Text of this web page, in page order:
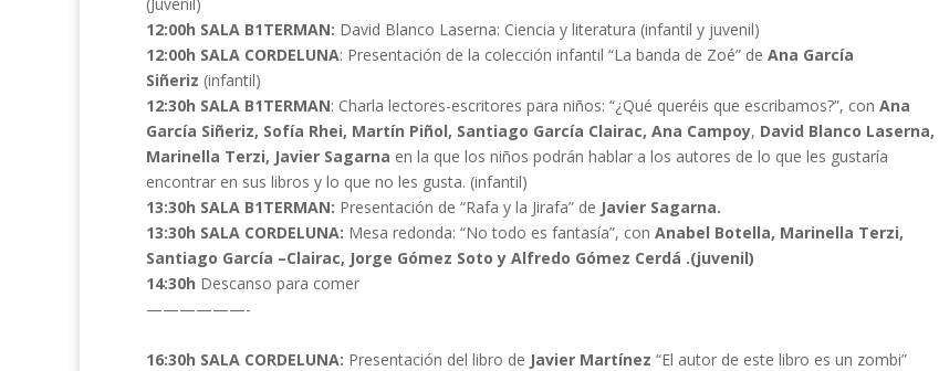
12:00h SALA B1TERMAN: David Blanco Laserna: Ciencia y literatura (infantil y juvenil)
12:00h SALA CORDELUNA: Presentación de la colección infantil “La banda de Zoé” de Ana García
Siñeriz (infantil)
12:30h SALA B1TERMAN: Charla lectores-escritores para niños: “¿Qué queréis que escribamos?”, con Ana
García Siñeriz, Sofía Rhei, Martín Piñol, Santiago García Clairac, Ana Campoy, David Blanco Laserna,
Marinella Terzi, Javier Sagarna en la que los niños podrán hablar a los autores de lo que les gustaría
encontrar en sus libros y lo que no les gusta. (infantil)
13:30h SALA B1TERMAN: Presentación de “Rafa y la Jirafa” de Javier Sagarna.
13:30h SALA CORDELUNA: Mesa redonda: “No todo es fantasía”, con Anabel Botella, Marinella Terzi,
Santiago García –Clairac, Jorge Gómez Soto y Alfredo Gómez Cerdá .(juvenil)
14:30h Descanso para comer
——————-
16:30h SALA CORDELUNA: Presentación del libro de Javier Martínez “El autor de este libro es un zombi”